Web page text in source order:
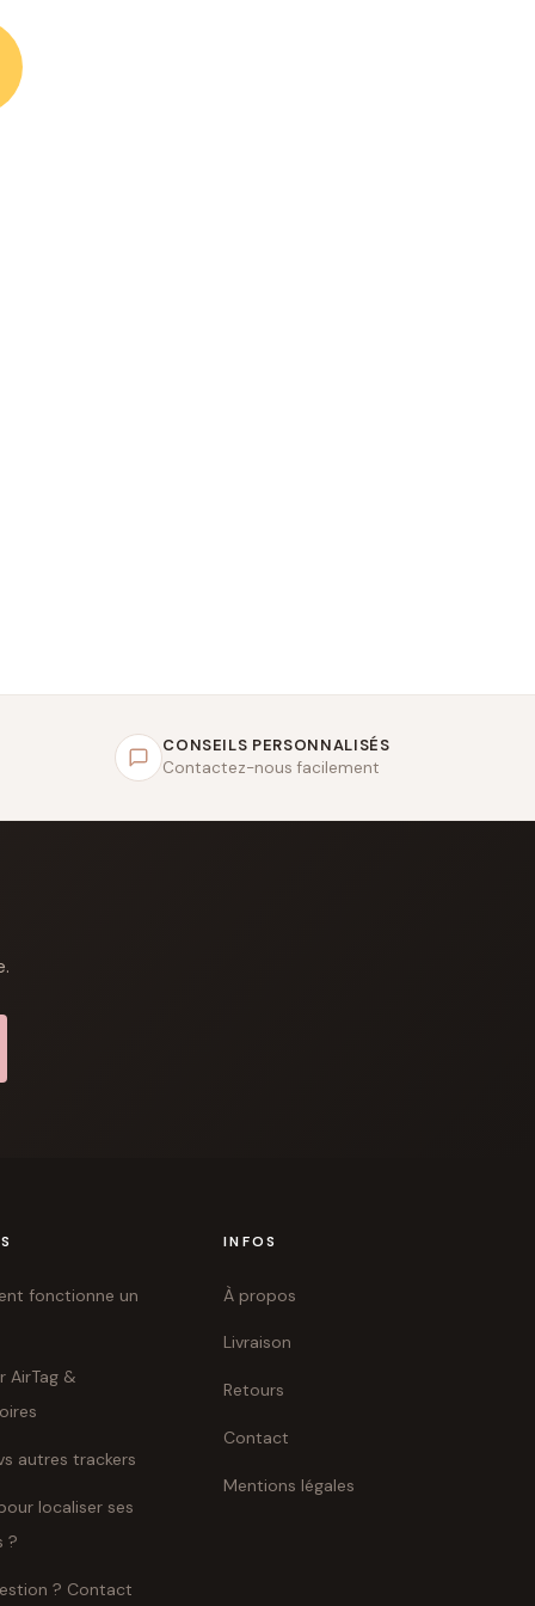
CONSEILS PERSONNALISÉS
Contactez-nous facilement
fonctionne un
AirTag &
autres trackers
localiser ses
?
? Contact
INFOS
À propos
Livraison
Retours
Contact
Mentions légales